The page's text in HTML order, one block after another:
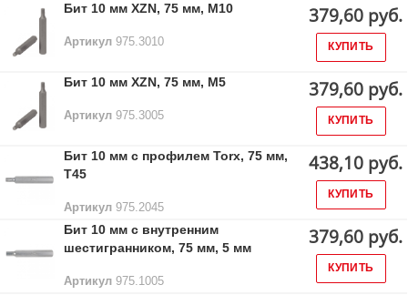
Бит 10 мм XZN, 75 мм, М10
Артикул 975.3010
379,60 руб.
КУПИТЬ
Бит 10 мм XZN, 75 мм, М5
Артикул 975.3005
379,60 руб.
КУПИТЬ
Бит 10 мм с профилем Torx, 75 мм,
Т45
Артикул 975.2045
438,10 руб.
КУПИТЬ
Бит 10 мм с внутренним
шестигранником, 75 мм, 5 мм
Артикул 975.1005
379,60 руб.
КУПИТЬ